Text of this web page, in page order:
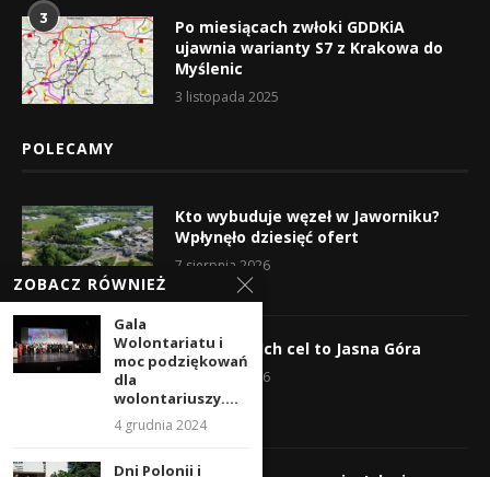
3
Po miesiącach zwłoki GDDKiA
ujawnia warianty S7 z Krakowa do
Myślenic
3 listopada 2025
POLECAMY
Kto wybuduje węzeł w Jaworniku?
Wpłynęło dziesięć ofert
7 sierpnia 2026
Wyruszyli! Ich cel to Jasna Góra
5 sierpnia 2026
ZOBACZ RÓWNIEŻ
Gala
Wolontariatu i
moc podziękowań
dla
wolontariuszy....
4 grudnia 2024
Dni Polonii i